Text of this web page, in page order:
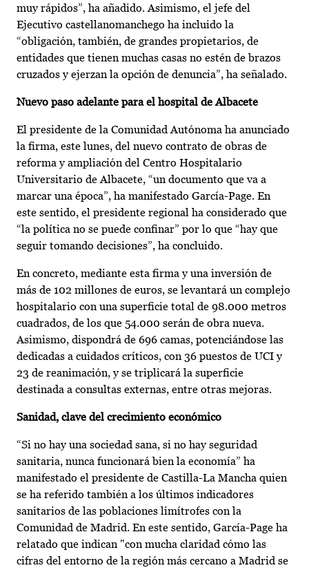
muy rápidos”, ha añadido. Asimismo, el jefe del
Ejecutivo castellanomanchego ha incluido la
“obligación, también, de grandes propietarios, de
entidades que tienen muchas casas no estén de brazos
cruzados y ejerzan la opción de denuncia”, ha señalado.
Nuevo paso adelante para el hospital de Albacete
El presidente de la Comunidad Autónoma ha anunciado
la firma, este lunes, del nuevo contrato de obras de
reforma y ampliación del Centro Hospitalario
Universitario de Albacete, “un documento que va a
marcar una época”, ha manifestado García-Page. En
este sentido, el presidente regional ha considerado que
“la política no se puede confinar” por lo que “hay que
seguir tomando decisiones”, ha concluido.
En concreto, mediante esta firma y una inversión de
más de 102 millones de euros, se levantará un complejo
hospitalario con una superficie total de 98.000 metros
cuadrados, de los que 54.000 serán de obra nueva.
Asimismo, dispondrá de 696 camas, potenciándose las
dedicadas a cuidados críticos, con 36 puestos de UCI y
23 de reanimación, y se triplicará la superficie
destinada a consultas externas, entre otras mejoras.
Sanidad, clave del crecimiento económico
“Si no hay una sociedad sana, si no hay seguridad
sanitaria, nunca funcionará bien la economía” ha
manifestado el presidente de Castilla-La Mancha quien
se ha referido también a los últimos indicadores
sanitarios de las poblaciones limítrofes con la
Comunidad de Madrid. En este sentido, García-Page ha
relatado que indican "con mucha claridad cómo las
cifras del entorno de la región más cercano a Madrid se